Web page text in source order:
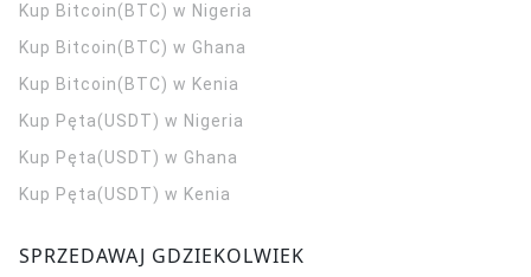
Kup Bitcoin(BTC) w Nigeria
Kup Bitcoin(BTC) w Ghana
Kup Bitcoin(BTC) w Kenia
Kup Pęta(USDT) w Nigeria
Kup Pęta(USDT) w Ghana
Kup Pęta(USDT) w Kenia
SPRZEDAWAJ GDZIEKOLWIEK